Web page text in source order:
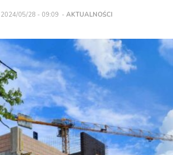
2024/05/28 - 09:09 - AKTUALNOŚCI